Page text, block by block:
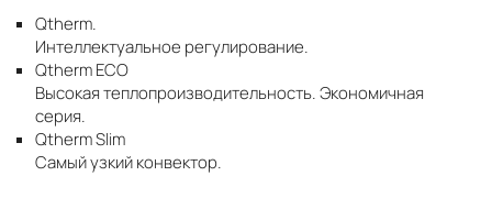
Qtherm.
Интеллектуальное регулирование.
Qtherm ECO
Высокая теплопроизводительность. Экономичная
серия.
Qtherm Slim
Самый узкий конвектор.